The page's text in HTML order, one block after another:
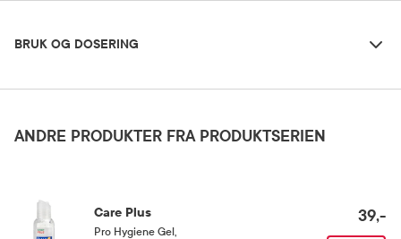
BRUK OG DOSERING
Myggnett til å ha over hatt/caps.
ANDRE PRODUKTER FRA PRODUKTSERIEN
Care Plus
Pro Hygiene Gel
39,-